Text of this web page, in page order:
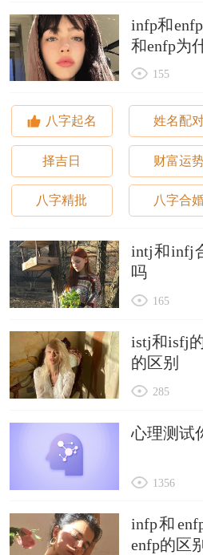
infp和
和enfp为
155
八字起名 姓名配
择吉日 财富运
八字精批 八字合
intj和infj
吗
165
istj和isfj
的区别
285
心理测试
1356
infp和
enfp的区